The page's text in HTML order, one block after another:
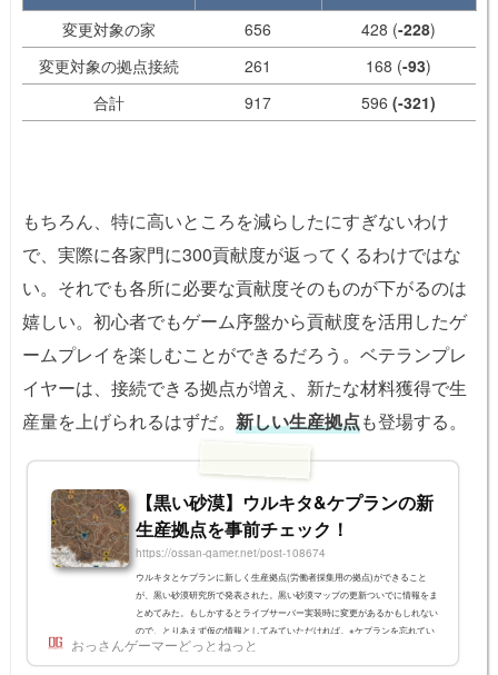
変更対象の家
656 428 (-228)
変更対象の拠点接続
261 168 (-93)
合計
917 596 (-321)
もちろん、特に高いところを減らしたにすぎないわけ
で、実際に各家門に300貢献度が返ってくるわけではな
い。それでも各所に必要な貢献度そのものが下がるのは
嬉しい。初心者でもゲーム序盤から貢献度を活用したゲ
ームプレイを楽しむことができるだろう。ベテランプレ
イヤーは、接続できる拠点が増え、新たな材料獲得で生
産量を上げられるはずだ。 新しい生産拠点も登場する。
【黒い砂漠】ウルキタ&ケプランの新
生産拠点を事前チェック！
https://ossan-gamer.net/post-108674
ウルキタとケプランに新しく生産拠点(労働者採集用の拠点)ができること
が、黒い砂漠研究所で発表された。黒い砂漠マップの更新ついでに情報をま
とめてみた。もしかするとライブサーバー実装時に変更があるかもしれない
ので、とりあえず仮の情報としてみていただければ。※ケプランを忘れてい
たので追加ウルキタの新生産拠点一覧上図の通り、ウルキタ地域全域に労働
者用の生産拠点が追加される。必要貢献度は全体的に低めとなっている。生
おっさんゲーマーどっとねっと